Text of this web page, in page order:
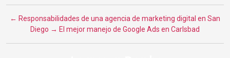
← Responsabilidades de una agencia de marketing digital en San
Diego → El mejor manejo de Google Ads en Carlsbad